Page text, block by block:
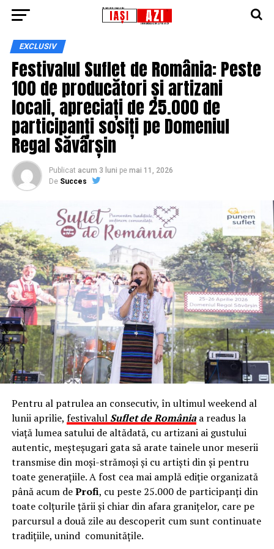
EXCLUSIV
Festivalul Suflet de România: Peste
100 de producători și artizani
locali, apreciați de 25.000 de
participanți sosiți pe Domeniul
Regal Săvârșin
Publicat acum 3 luni pe mai 11, 2026
De Succes
Pentru al patrulea an consecutiv, în ultimul weekend al
lunii aprilie, festivalul Suflet de Româniaa readus la
viață lumea satului de altădată, cu artizani ai gustului
autentic, meșteșugari gata să arate tainele unor meserii
transmise din moși-strămoși și cu artiști din și pentru
toate generațiile. A fost cea mai amplă ediție organizată
până acum deProfi, cu peste 25.000 de participanți din
toate colțurile țării și chiar din afara granițelor, care pe
parcursul a două zile au descoperit cum sunt continuate
tradițiile, unind comunitățile.